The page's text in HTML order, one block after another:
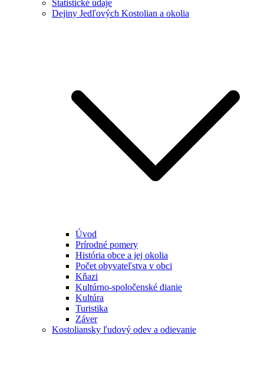
Štatistické údaje
Dejiny Jedľových Kostolian a okolia
Úvod
Prírodné pomery
História obce a jej okolia
Počet obyvateľstva v obci
Kňazi
Kultúrno-spoločenské dianie
Kultúra
Turistika
Záver
Kostoliansky ľudový odev a odievanie